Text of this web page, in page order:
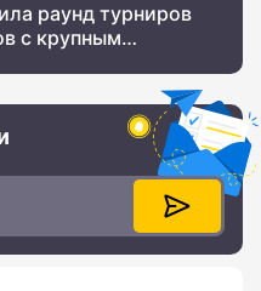
раунд турниров
с крупным